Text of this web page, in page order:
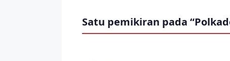
Satu pemikiran pada